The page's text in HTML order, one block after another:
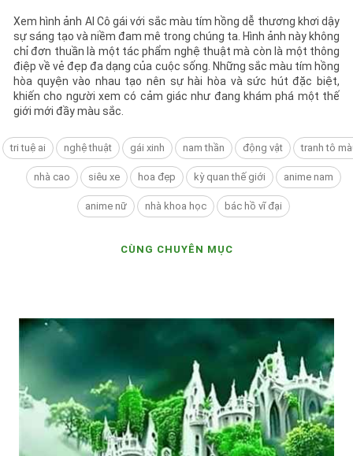
Xem hình ảnh AI Cô gái với sắc màu tím hồng dễ thương khơi dậy
sự sáng tạo và niềm đam mê trong chúng ta. Hình ảnh này không
chỉ đơn thuần là một tác phẩm nghệ thuật mà còn là một thông
điệp về vẻ đẹp đa dạng của cuộc sống. Những sắc màu tím hồng
hòa quyện vào nhau tạo nên sự hài hòa và sức hút đặc biệt,
khiến cho người xem có cảm giác như đang khám phá một thế
giới mới đầy màu sắc.
tri tuệ ai nghệ thuật gái xinh nam thần động vật tranh tô
nhà cao siêu xe hoa đẹp kỳ quan thế giới anime nam
anime nữ nhà khoa học bác hồ vĩ đại
CÙNG CHUYÊN MỤC